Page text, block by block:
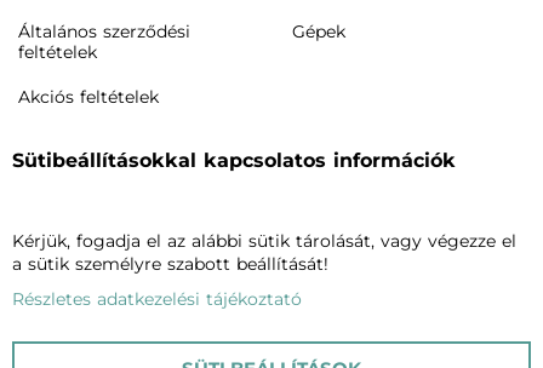
Általános szerződési
feltételek
Akciós feltételek
visszaküldés
Gépek
Arcápolás
Testápolás
Phytomake-up
Vagheggiről
Szalonkereső
Blog
Sütibeállításokkal kapcsolatos információk
Kérjük, fogadja el az alábbi sütik tárolását, vagy végezze el
a sütik személyre szabott beállítását!
Részletes adatkezelési tájékoztató